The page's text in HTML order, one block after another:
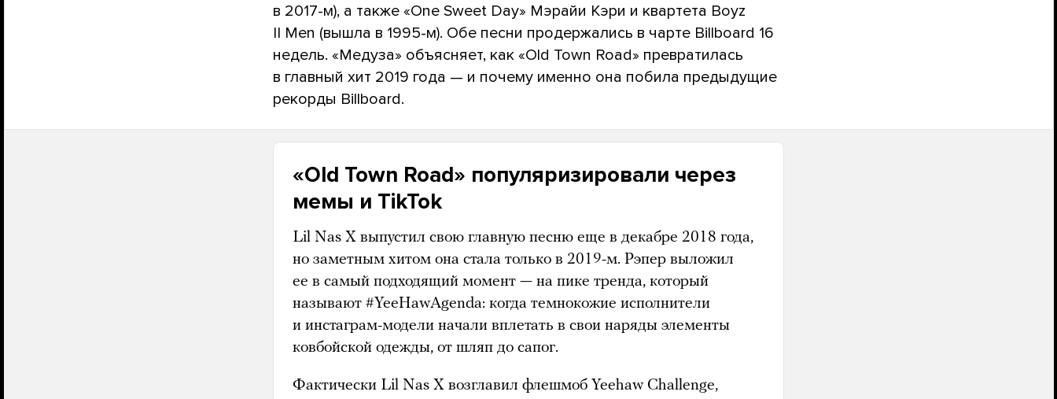
в 2017-м), а также «One Sweet Day» Мэрайи Кэри и квартета Boyz
II Men (вышла в 1995-м). Обе песни продержались в чарте Billboard 16
недель. «Медуза» объясняет, как «Old Town Road» превратилась
в главный хит 2019 года — и почему именно она побила предыдущие
рекорды Billboard.
«Old Town Road» популяризировали через
мемы и TikTok
Lil Nas X выпустил свою главную песню еще в декабре 2018 года,
но заметным хитом она стала только в 2019-м. Рэпер выложил
ее в самый подходящий момент — на пике тренда, который
называют #YeeHawAgenda: когда темнокожие исполнители
и инстаграм-модели начали вплетать в свои наряды элементы
ковбойской одежды, от шляп до сапог.
Фактически Lil Nas X возглавил флешмоб Yeehaw Challenge,